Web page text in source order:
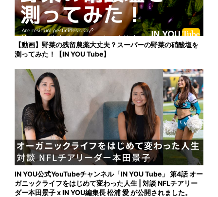
【動画】野菜の残留農薬大丈夫？スーパーの野菜の硝酸塩を
測ってみた！【IN YOU Tube】
IN YOU公式YouTubeチャンネル「IN YOU Tube」 第4話 オー
ガニックライフをはじめて変わった人生 | 対談 NFLチアリー
ダー本田景子 x IN YOU編集長 松浦 愛 が公開されました。